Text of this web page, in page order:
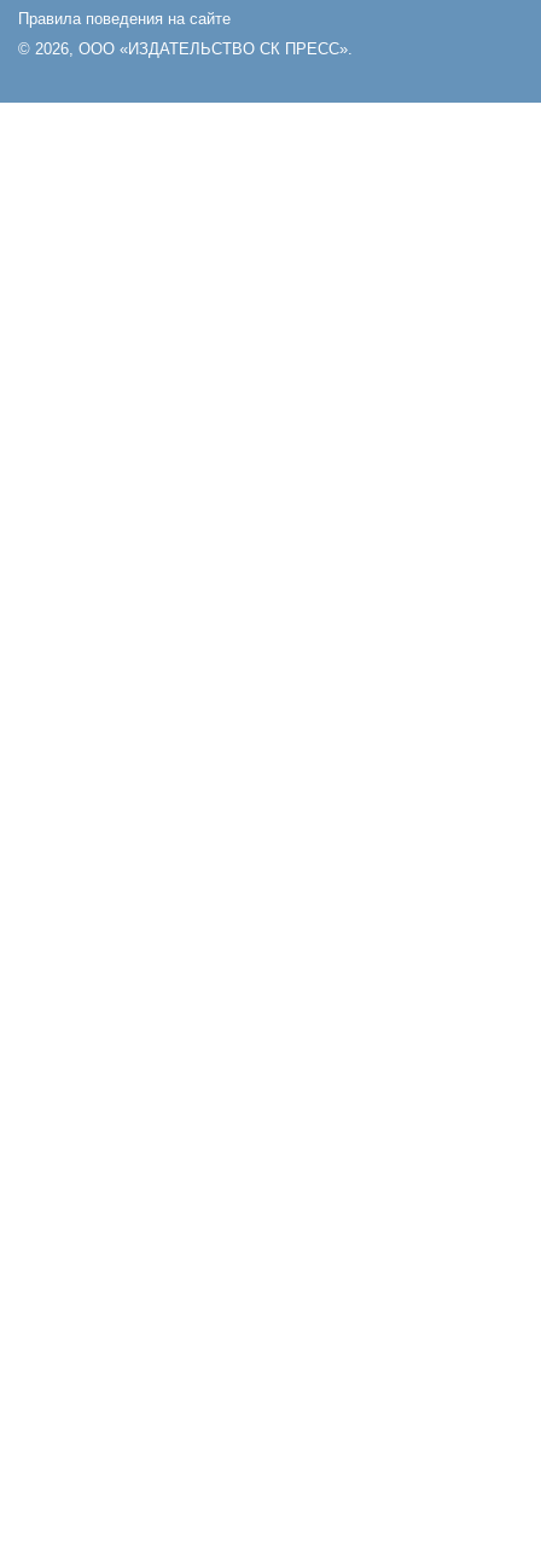
Правила поведения на сайте
© 2026, ООО «ИЗДАТЕЛЬСТВО СК ПРЕСС».